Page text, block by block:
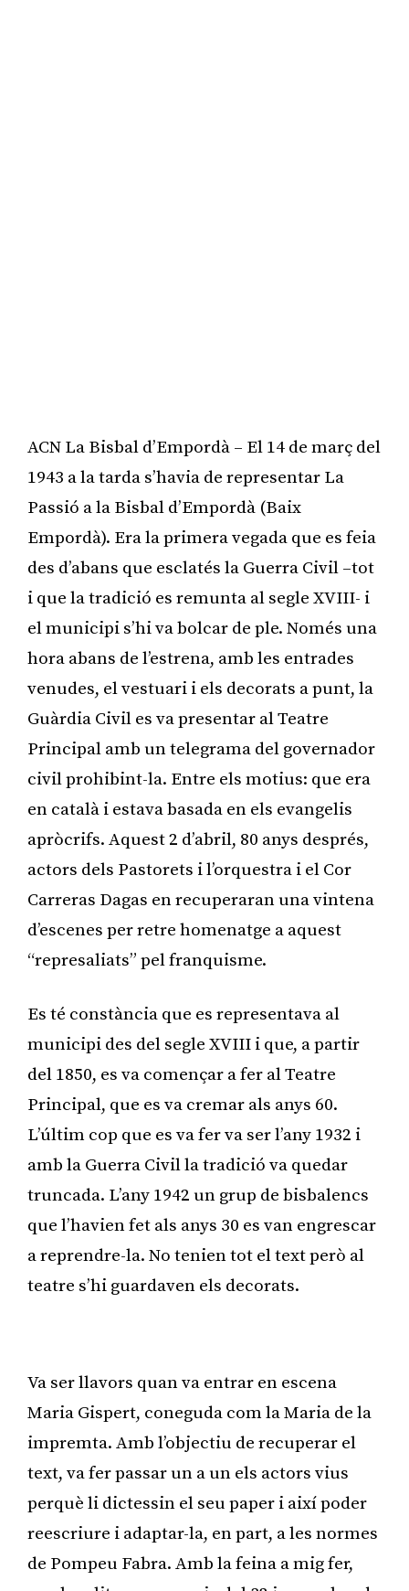
ACN La Bisbal d’Empordà – El 14 de març del
1943 a la tarda s’havia de representar La
Passió a la Bisbal d’Empordà (Baix
Empordà). Era la primera vegada que es feia
des d’abans que esclatés la Guerra Civil –tot
i que la tradició es remunta al segle XVIII- i
el municipi s’hi va bolcar de ple. Només una
hora abans de l’estrena, amb les entrades
venudes, el vestuari i els decorats a punt, la
Guàrdia Civil es va presentar al Teatre
Principal amb un telegrama del governador
civil prohibint-la. Entre els motius: que era
en català i estava basada en els evangelis
apròcrifs. Aquest 2 d’abril, 80 anys després,
actors dels Pastorets i l’orquestra i el Cor
Carreras Dagas en recuperaran una vintena
d’escenes per retre homenatge a aquest
“represaliats” pel franquisme.
Es té constància que es representava al
municipi des del segle XVIII i que, a partir
del 1850, es va començar a fer al Teatre
Principal, que es va cremar als anys 60.
L’últim cop que es va fer va ser l’any 1932 i
amb la Guerra Civil la tradició va quedar
truncada. L’any 1942 un grup de bisbalencs
que l’havien fet als anys 30 es van engrescar
a reprendre-la. No tenien tot el text però al
teatre s’hi guardaven els decorats.
Va ser llavors quan va entrar en escena
Maria Gispert, coneguda com la Maria de la
impremta. Amb l’objectiu de recuperar el
text, va fer passar un a un els actors vius
perquè li dictessin el seu paper i així poder
reescriure i adaptar-la, en part, a les normes
de Pompeu Fabra. Amb la feina a mig fer,